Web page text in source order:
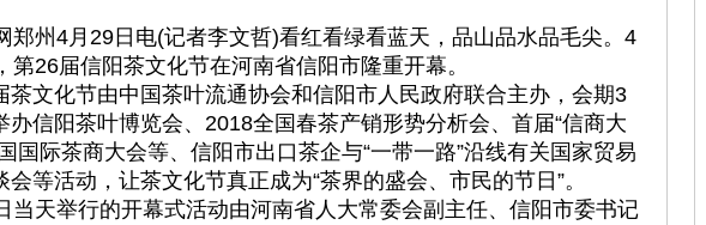
州4月29日电(记者李文哲)看红看绿看蓝天，品山品水品毛尖。4
第26届信阳茶文化节在河南省信阳市隆重开幕。
化节由中国茶叶流通协会和信阳市人民政府联合主办，会期3
办信阳茶叶博览会、2018全国春茶产销形势分析会、首届“信商大
国际茶商大会等、信阳市出口茶企与“一带一路”沿线有关国家贸易
会等活动，让茶文化节真正成为“茶界的盛会、市民的节日”。
天举行的开幕式活动由河南省人大常委会副主任、信阳市委书记